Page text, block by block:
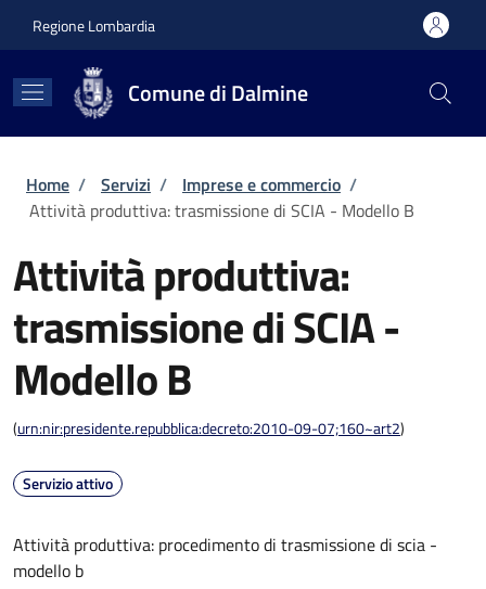
Regione Lombardia
Comune di Dalmine
Briciole di pane
Home / Servizi / Imprese e commercio /
Attività produttiva: trasmissione di SCIA - Modello B
Attività produttiva:
trasmissione di SCIA -
Modello B
(urn:nir:presidente.repubblica:decreto:2010-09-07;160~art2)
Servizio attivo
Attività produttiva: procedimento di trasmissione di scia -
modello b